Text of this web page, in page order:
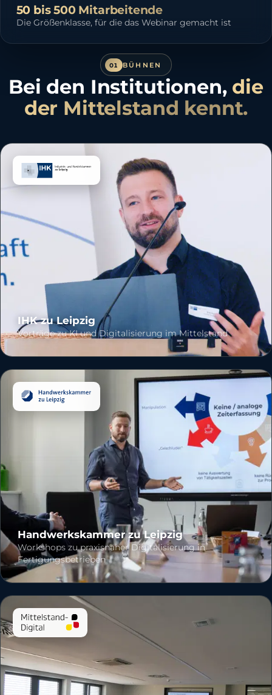
50 bis 500 Mitarbeitende
Die Größenklasse, für die das Webinar gemacht ist
01 BÜHNEN
Bei den Institutionen, die
der Mittelstand kennt.
IHK zu Leipzig
Vorträge zu KI und Digitalisierung im Mittelstand
Handwerkskammer zu Leipzig
Workshops zu praxisnaher Digitalisierung in
Fertigungsbetrieben